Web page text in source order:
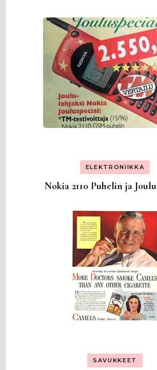
ELEKTRONIIKKA
Nokia 2110 Puhelin ja
SAVUKKEET